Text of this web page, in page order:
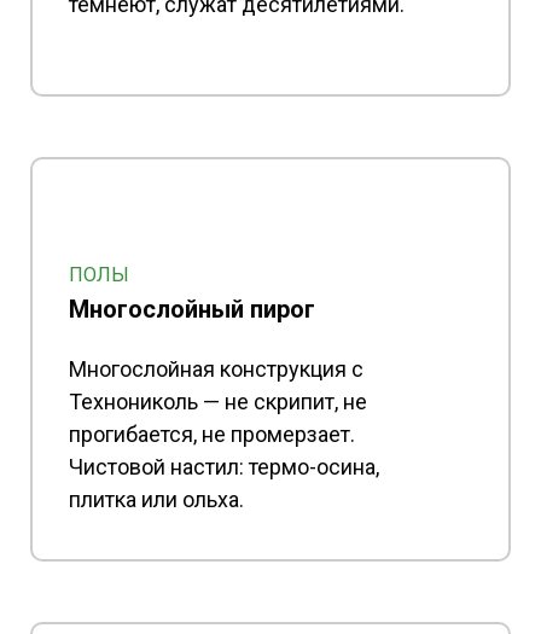
Многослойная конструкция с
Технониколь — не скрипит, не
прогибается, не промерзает.
Чистовой настил: термо-осина,
плитка или ольха.
Многослойный пирог
ПОЛЫ